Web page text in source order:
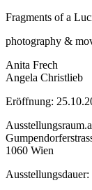
Fragments of a
photography &
Anita Frech
Angela Christlieb
Eröffnung:
1060 Wien